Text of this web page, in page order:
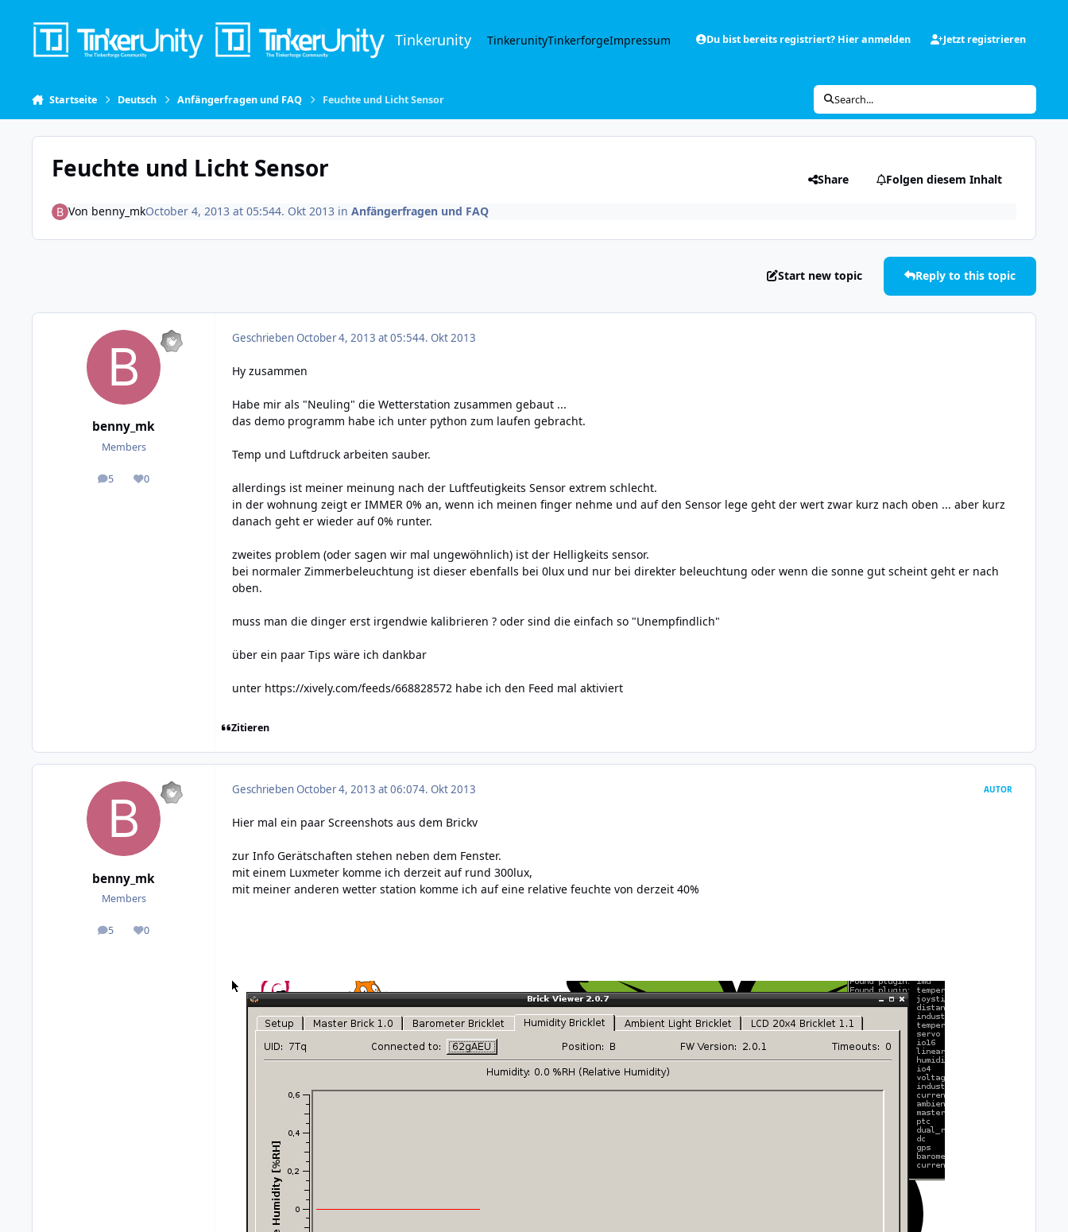
Tinkerunity TinkerunityTinkerforgeImpressum Du bist bereits registriert? Hier anmelden Jetzt registrieren
Startseite Deutsch Anfängerfragen und FAQ Feuchte und Licht Sensor Search...
Feuchte und Licht Sensor Share Folgen diesem Inhalt
Von benny_mkOctober 4, 2013 at 05:544. Okt 2013 in Anfängerfragen und FAQ
Start new topic Reply to this topic
benny_mk
Members
5
posts 0
Reputation
GeschriebenOctober 4, 2013 at 05:544. Okt 2013
Hy zusammen
Habe mir als "Neuling" die Wetterstation zusammen gebaut ...
das demo programm habe ich unter python zum laufen gebracht.
Temp und Luftdruck arbeiten sauber.
allerdings ist meiner meinung nach der Luftfeutigkeits Sensor extrem schlecht.
in der wohnung zeigt er IMMER 0% an, wenn ich meinen finger nehme und auf den Sensor lege geht der wert zwar kurz nach oben ... aber kurz
danach geht er wieder auf 0% runter.
zweites problem (oder sagen wir mal ungewöhnlich) ist der Helligkeits sensor.
bei normaler Zimmerbeleuchtung ist dieser ebenfalls bei 0lux und nur bei direkter beleuchtung oder wenn die sonne gut scheint geht er nach
oben.
muss man die dinger erst irgendwie kalibrieren ? oder sind die einfach so "Unempfindlich"
über ein paar Tips wäre ich dankbar
unter https://xively.com/feeds/668828572 habe ich den Feed mal aktiviert
Zitieren
benny_mk
Members
5
posts 0
Reputation
GeschriebenOctober 4, 2013 at 06:074. Okt 2013 AUTOR
Hier mal ein paar Screenshots aus dem Brickv
zur Info Gerätschaften stehen neben dem Fenster.
mit einem Luxmeter komme ich derzeit auf rund 300lux,
mit meiner anderen wetter station komme ich auf eine relative feuchte von derzeit 40%